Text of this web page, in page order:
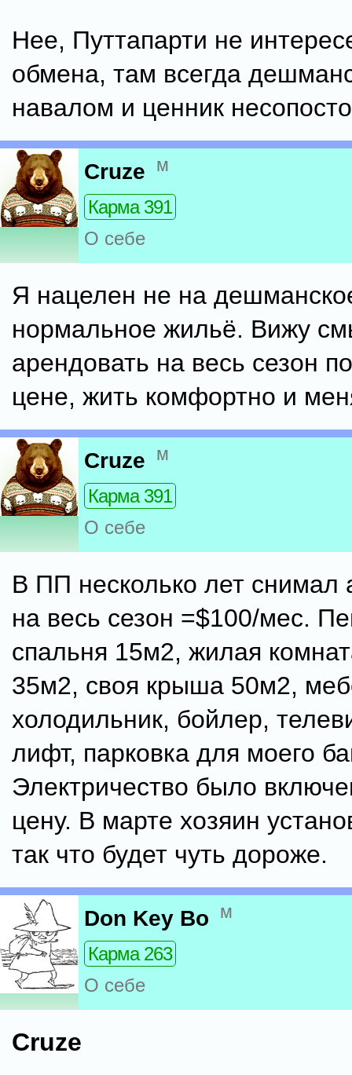
Нее, Путтапарти не
обмена, там всегда
навалом и ценник
Cruze м
Карма 391
О себе
Я нацелен не на
нормальное жильё. Вижу
арендовать на весь сезон
цене, жить комфортно и
Cruze м
Карма 391
О себе
В ПП несколько лет снимал
на весь сезон =$100/мес.
спальня 15м2, жилая
35м2, своя крыша 50м2,
холодильник, бойлер,
лифт, парковка для моего
Электричество было
цену. В марте хозяин
так что будет чуть дороже.
Don Key Bo м
Карма 263
О себе
Cruze